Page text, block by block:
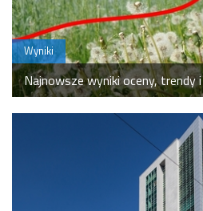
Wyniki
Najnowsze wyniki oceny, trendy